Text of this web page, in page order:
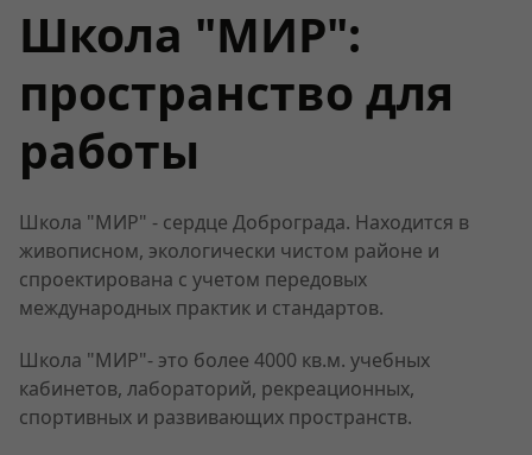
Школа "МИР":
пространство для
работы
Школа "МИР" - сердце Доброграда. Находится в
живописном, экологически чистом районе и
спроектирована с учетом передовых
международных практик и стандартов.
Школа "МИР"- это более 4000 кв.м. учебных
кабинетов, лабораторий, рекреационных,
спортивных и развивающих пространств.